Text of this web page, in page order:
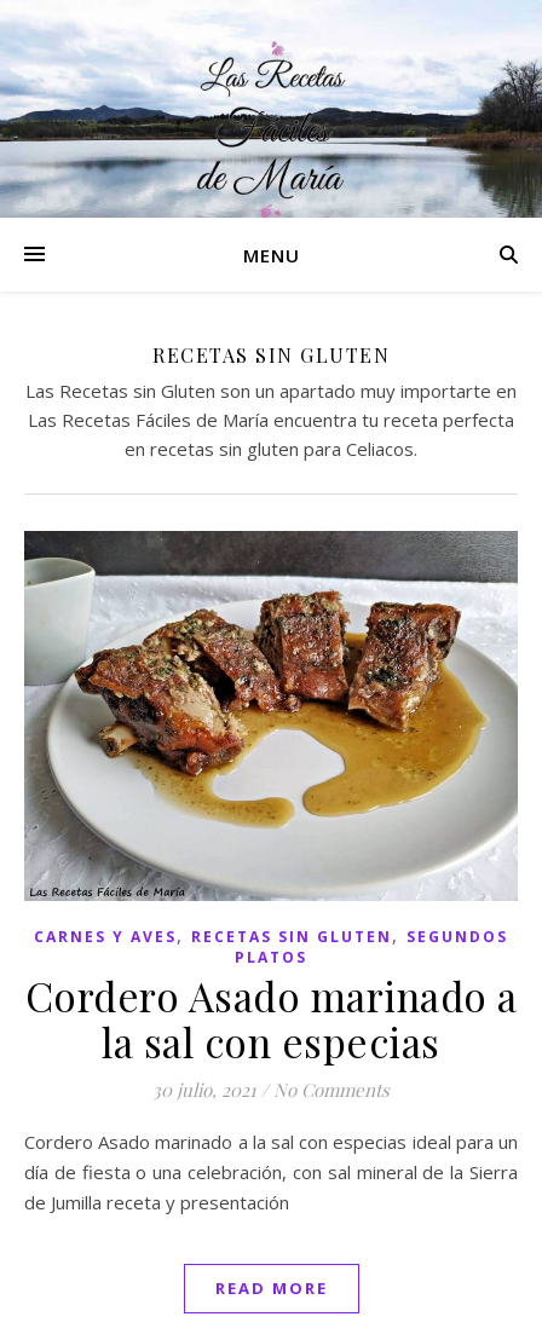
MENU
RECETAS SIN GLUTEN
Las Recetas sin Gluten son un apartado muy importarte en
Las Recetas Fáciles de María encuentra tu receta perfecta
en recetas sin gluten para Celiacos.
CARNES Y AVES, RECETAS SIN GLUTEN , SEGUNDOS
PLATOS
Cordero Asado marinado a
la sal con especias
30 julio, 2021 / No Comments
Cordero Asado marinado a la sal con especias ideal para un
día de fiesta o una celebración, con sal mineral de la Sierra
de Jumilla receta y presentación
READ MORE